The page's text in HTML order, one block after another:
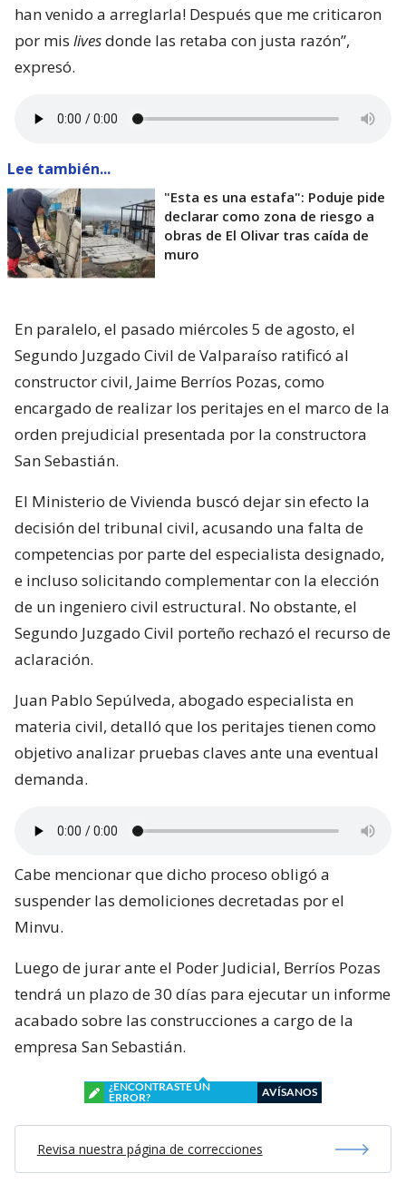
han venido a arreglarla! Después que me criticaron
por mis livesdonde las retaba con justa razón”,
expresó.
Lee también...
"Esta es una estafa": Poduje pide
declarar como zona de riesgo a
obras de El Olivar tras caída de
muro
En paralelo, el pasado miércoles 5 de agosto, el
Segundo Juzgado Civil de Valparaíso ratificó al
constructor civil, Jaime Berríos Pozas, como
encargado de realizar los peritajes en el marco de la
orden prejudicial presentada por la constructora
San Sebastián.
El Ministerio de Vivienda buscó dejar sin efecto la
decisión del tribunal civil, acusando una falta de
competencias por parte del especialista designado,
e incluso solicitando complementar con la elección
de un ingeniero civil estructural. No obstante, el
Segundo Juzgado Civil porteño rechazó el recurso de
aclaración.
Juan Pablo Sepúlveda, abogado especialista en
materia civil, detalló que los peritajes tienen como
objetivo analizar pruebas claves ante una eventual
demanda.
Cabe mencionar que dicho proceso obligó a
suspender las demoliciones decretadas por el
Minvu.
Luego de jurar ante el Poder Judicial, Berríos Pozas
tendrá un plazo de 30 días para ejecutar un informe
acabado sobre las construcciones a cargo de la
empresa San Sebastián.
¿ENCONTRASTE UN
ERROR?
AVÍSANOS
Revisa nuestra página de correcciones